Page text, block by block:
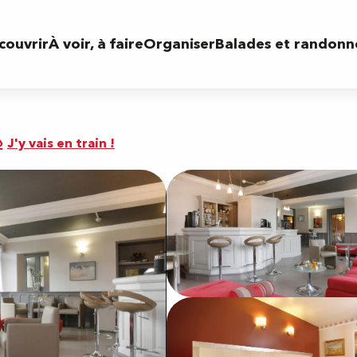
À voir, à faireOrganiserBalades et
J'y vais en train !